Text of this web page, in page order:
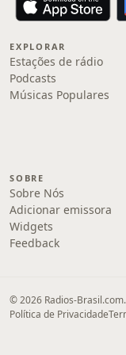
EXPLORAR
Estações de rádio
Podcasts
Músicas Populares
SOBRE
Sobre Nós
Adicionar emissora
Widgets
Feedback
© 2026 Radios-
Política de Privacidade